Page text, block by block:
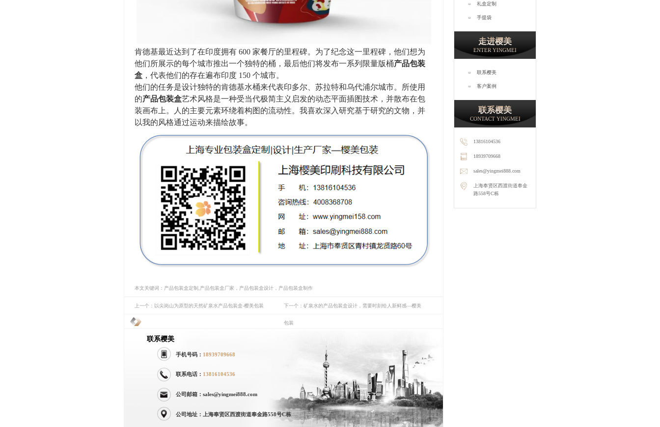
礼盒定制
手提袋
走进樱美
ENTER YINGMEI
联系樱美
客户案例
联系樱美
CONTACT YINGMEI
13816104536
18939709668
sales@yingmei888.com
上海奉贤区西渡街道奉金
路558号C栋
肯德基最近达到了在印度拥有 600 家餐厅的里程碑。为了纪念这一里程碑，他们想为
他们所展示的每个城市推出一个独特的桶，最后他们将发布一系列限量版桶产品包装
盒 ，代表他们的存在遍布印度 150 个城市。
他们的任务是设计独特的肯德基水桶来代表印多尔、苏拉特和乌代浦尔城市。所使用
的产品包装盒艺术风格是一种受当代极简主义启发的动态平面插图技术，并散布在包
装画布上。人的主要元素环绕着构图的流动性。我喜欢深入研究基于研究的文物，并
以我的风格通过运动来描绘故事。
本文关键词：产品包装盒定制,产品包装盒厂家，产品包装盒设计，产品包装盒制作
上一个：以尖岗山为原型的天然矿泉水产品包装盒-樱美包装 下一个：矿泉水的产品包装盒设计，需要时刻给人新鲜感—樱美
包装
联系樱美
手机号码： 18939709668
联系电话： 13816104536
公司邮箱：sales@yingmei888.com
公司地址：上海奉贤区西渡街道奉金路558号C栋